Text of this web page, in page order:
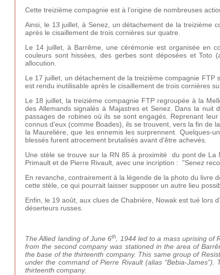
Cette treizième compagnie est à l’origine de nombreuses
Ainsi, le 13 juillet, à Senez, un détachement de la treizième
après le cisaillement de trois cornières sur quatre.
Le 14 juillet, à Barrême, une cérémonie est organisée en
couleurs sont hissées, des gerbes sont déposées et Toto
allocution.
Le 17 juillet, un détachement de la treizième compagnie
est rendu inutilisable après le cisaillement de trois cornières
Le 18 juillet, la treizième compagnie FTP regroupée à la
des Allemands signalés à Majastres et Senez. Dans la
passages de robines où ils se sont engagés. Reprenant
connus d'eux (comme Boades), ils se trouvent, vers la fin de
la Maurelière, que les ennemis les surprennent. Quelques-
blessés furent atrocement brutalisés avant d'être achevés.
Une stèle se trouve sur la RN 85 à proximité du pont de La
Primault et de Pierre Rivault, avec une incription : "Senez
En revanche, contrairement à la légende de la photo du livre
cette stèle, ce qui pourrait laisser supposer un autre lieu
Enfin, le 19 août, aux clues de Chabrière, Nowak est tué lors
déserteurs russes.
The Allied landing of June 6th
, 1944 led to a mass uprising
from the second company was stationed in the area of
the base of the thirteenth company. This same group of
under the command of Pierre Rivault (alias “Bebia-
thirteenth company.